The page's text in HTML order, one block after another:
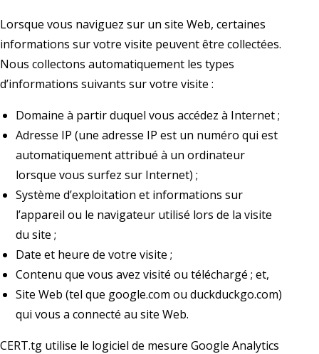
Lorsque vous naviguez sur un site Web, certaines
informations sur votre visite peuvent être collectées.
Nous collectons automatiquement les types
d’informations suivants sur votre visite :
Domaine à partir duquel vous accédez à Internet ;
Adresse IP (une adresse IP est un numéro qui est
automatiquement attribué à un ordinateur
lorsque vous surfez sur Internet) ;
Système d’exploitation et informations sur
l’appareil ou le navigateur utilisé lors de la visite
du site ;
Date et heure de votre visite ;
Contenu que vous avez visité ou téléchargé ; et,
Site Web (tel que google.com ou duckduckgo.com)
qui vous a connecté au site Web.
CERT.tg utilise le logiciel de mesure Google Analytics